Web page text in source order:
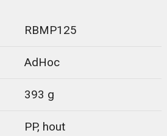
RBMP125
AdHoc
393 g
PP, hout